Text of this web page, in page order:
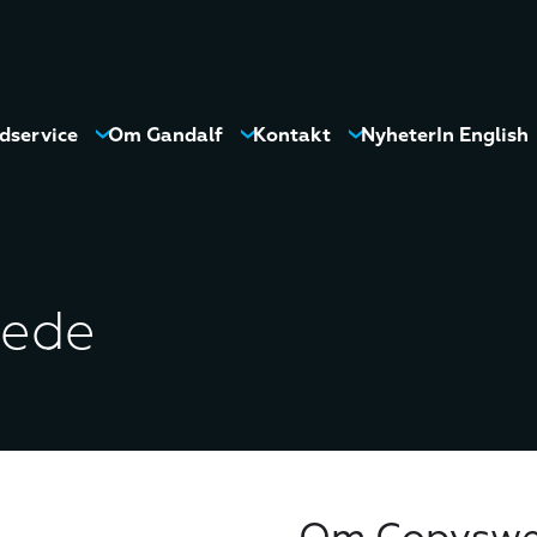
Om Gandalf Kontakt NyheterIn English